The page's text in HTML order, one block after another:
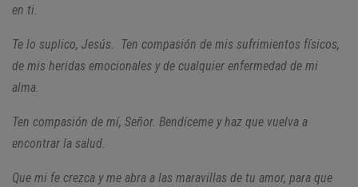
en ti.
Te lo suplico, Jesús. Ten compasión de mis sufrimientos físicos,
de mis heridas emocionales y de cualquier enfermedad de mi
alma.
Ten compasión de mí, Señor. Bendíceme y haz que vuelva a
encontrar la salud.
Que mi fe crezca y me abra a las maravillas de tu amor, para que